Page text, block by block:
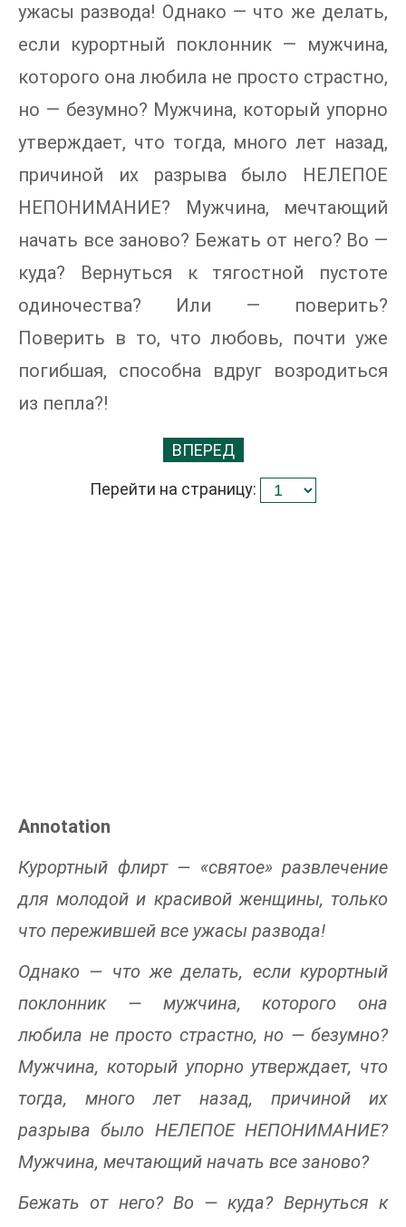
ужасы развода! Однако — что же делать,
если курортный поклонник — мужчина,
которого она любила не просто страстно,
но — безумно? Мужчина, который упорно
утверждает, что тогда, много лет назад,
причиной их разрыва было НЕЛЕПОЕ
НЕПОНИМАНИЕ? Мужчина, мечтающий
начать все заново? Бежать от него? Во —
куда? Вернуться к тягостной пустоте
одиночества? Или — поверить?
Поверить в то, что любовь, почти уже
погибшая, способна вдруг возродиться
из пепла?!
ВПЕРЕД
Перейти на страницу:
Annotation
Курортный флирт — «святое» развлечение
для молодой и красивой женщины, только
что пережившей все ужасы развода!
Однако — что же делать, если курортный
поклонник — мужчина, которого она
любила не просто страстно, но — безумно?
Мужчина, который упорно утверждает, что
тогда, много лет назад, причиной их
разрыва было НЕЛЕПОЕ НЕПОНИМАНИЕ?
Мужчина, мечтающий начать все заново?
Бежать от него? Во — куда? Вернуться к